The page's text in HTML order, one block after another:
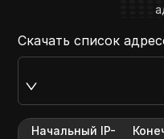
Скачать список
Начальный IP-